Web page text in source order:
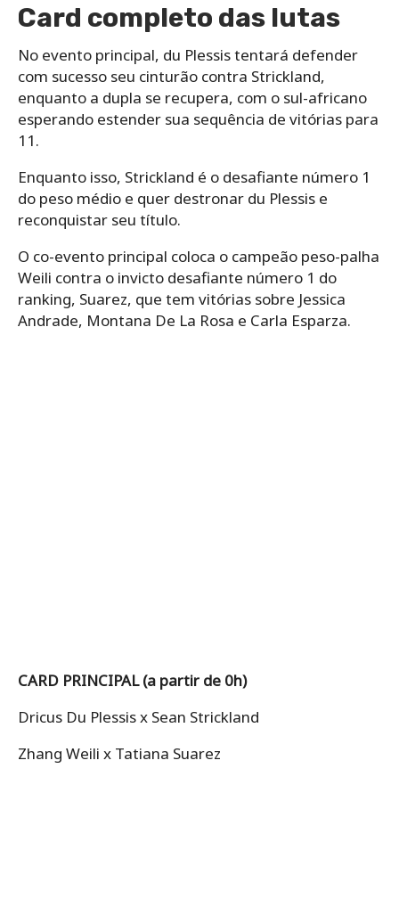
Card completo das lutas
No evento principal, du Plessis tentará defender
com sucesso seu cinturão contra Strickland,
enquanto a dupla se recupera, com o sul-africano
esperando estender sua sequência de vitórias para
11.
Enquanto isso, Strickland é o desafiante número 1
do peso médio e quer destronar du Plessis e
reconquistar seu título.
O co-evento principal coloca o campeão peso-palha
Weili contra o invicto desafiante número 1 do
ranking, Suarez, que tem vitórias sobre Jessica
Andrade, Montana De La Rosa e Carla Esparza.
CARD PRINCIPAL (a partir de 0h)
Dricus Du Plessis x Sean Strickland
Zhang Weili x Tatiana Suarez